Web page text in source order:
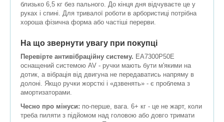
близько 6,5 кг без пального. До кінця дня відчуваєте це у
руках і спині. Для тривалої роботи в арбористиці потрібна
хороша фізична форма або частіші перерви.
На що звернути увагу при покупці
Перевірте антивібраційну систему. EA7300P50E
оснащений системою AV - ручки мають бути м'якими на
дотик, а вібрація від двигуна не передаватись напряму в
долоні. Якщо ручки жорсткі і «дзвенять» - є проблема з
амортизаторами.
Чесно про мінуси: по-перше, вага. 6+ кг - це не жарт, коли
треба пиляти з підйомом над головою або довго тримати